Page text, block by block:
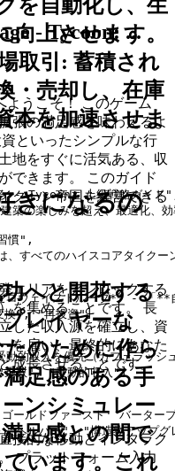
を自動化し、生
向上させます。
取引 : 蓄積され
・売却し、在庫
本を加速させま
きになるの
へと開花する
レイヤーな
のために作ら
足感のある手
ンシミュレー
足感との間で
います。これ
- Tycoon: ...
ようこそ！ このゲーム
張の満足感を味わえるよ
といったシンプルな行
地をすぐに活気ある、収
できます。 このガイド
クーン帝国を経営できる
エリアをアンロックする
を集めることです。 長
した収入源を確立し、資
を雇い、最終的にあなた
成長させることです。
接的な移動とインタラク
プラットフォーム入力
- Tycoon: 上級戦略ガイド
楽しみを超え、最適化、効
慣",
べてのハイスコアタイクー
イストループ** - 「**自
", "再投資"]
入を優先（カフェラッシュ
数", "受動的収入"]
ドファースト' バータープロ
ルパー", "構造物アップグ